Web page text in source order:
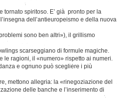
tornato spiritoso. E’ già pronto per la
dell’antieuropeismo e della nuova
sono ben altri»), il grillismo
scarseggiano di formule magiche.
le ragioni, il «numero» rispetto ai numeri.
e ognuno può scegliere i più
mettono allegria: la «rinegoziazione del
delle banche e l’inserimento di